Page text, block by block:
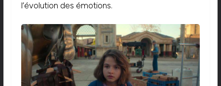
l’évolution des émotions.